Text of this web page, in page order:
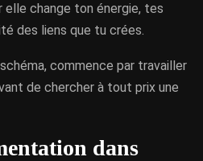
change ton énergie, tes
des liens que tu crées.
commence par travailler
de chercher à tout prix une
dans